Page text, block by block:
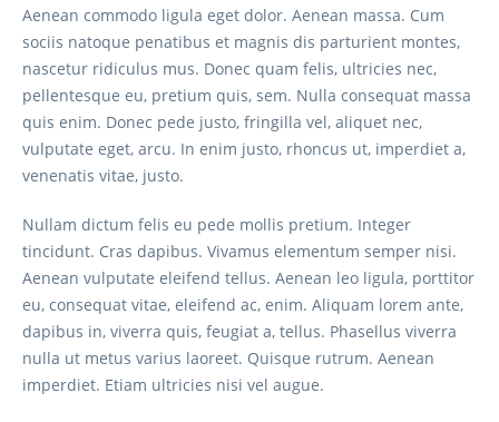
Aenean commodo ligula eget dolor. Aenean massa. Cum
sociis natoque penatibus et magnis dis parturient montes,
nascetur ridiculus mus. Donec quam felis, ultricies nec,
pellentesque eu, pretium quis, sem. Nulla consequat massa
quis enim. Donec pede justo, fringilla vel, aliquet nec,
vulputate eget, arcu. In enim justo, rhoncus ut, imperdiet a,
venenatis vitae, justo.
Nullam dictum felis eu pede mollis pretium. Integer
tincidunt. Cras dapibus. Vivamus elementum semper nisi.
Aenean vulputate eleifend tellus. Aenean leo ligula, porttitor
eu, consequat vitae, eleifend ac, enim. Aliquam lorem ante,
dapibus in, viverra quis, feugiat a, tellus. Phasellus viverra
nulla ut metus varius laoreet. Quisque rutrum. Aenean
imperdiet. Etiam ultricies nisi vel augue.